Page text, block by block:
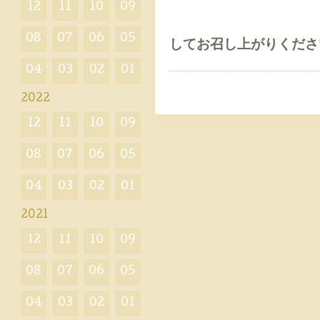
してお召し上がりくだ
12 11 10 09
08 07 06 05
04 03 02 01
2022
12 11 10 09
08 07 06 05
04 03 02 01
2021
12 11 10 09
08 07 06 05
04 03 02 01